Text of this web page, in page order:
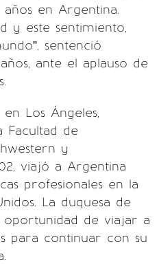
en Argentina.
y este sentimiento,
sentenció
ante el aplauso de
en Los Ángeles,
Facultad de
y
viajó a Argentina
profesionales en la
La duquesa de
oportunidad de viajar a
para continuar con su